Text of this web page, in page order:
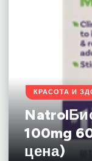
КРАСОТА И
100mg
цена)